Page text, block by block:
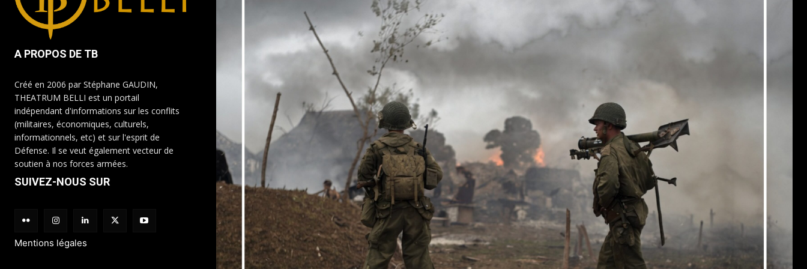
A PROPOS DE TB
Créé en 2006 par Stéphane GAUDIN,
THEATRUM BELLI est un portail
indépendant d'informations sur les conflits
(militaires, économiques, culturels,
informationnels, etc) et sur l'esprit de
Défense. Il se veut également vecteur de
soutien à nos forces armées.
SUIVEZ-NOUS SUR
Mentions légales